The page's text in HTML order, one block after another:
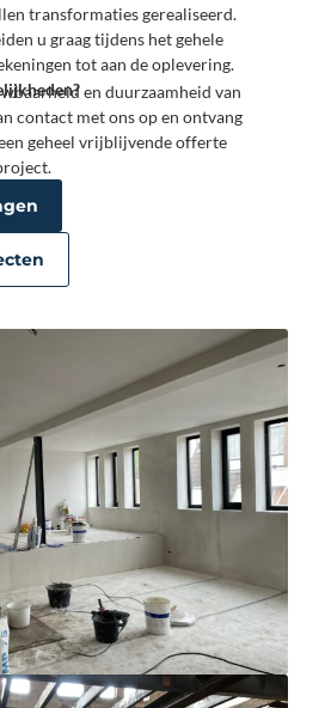
transformaties gerealiseerd.
u graag tijdens het gehele
tot aan de oplevering.
en duurzaamheid van
contact met ons op en ontvang
geheel vrijblijvende offerte